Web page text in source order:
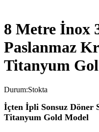
8 Metre İnox
Paslanmaz
Titanyum
Durum:Stokta
İçten İpli Sonsuz Döner
Titanyum Gold Model